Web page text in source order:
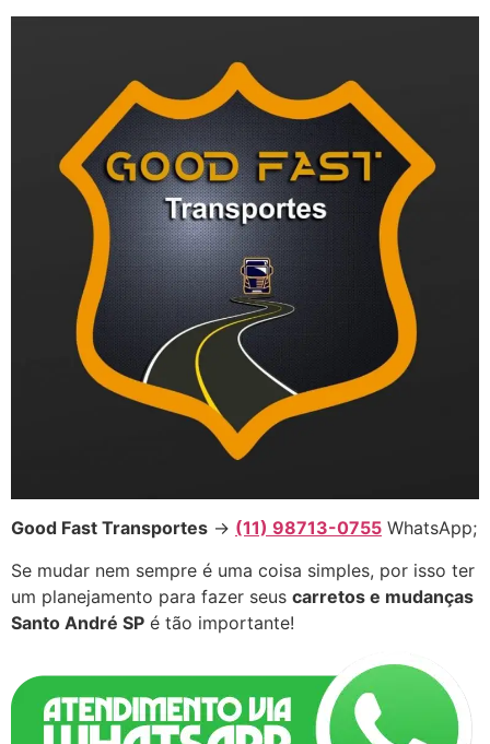
Good Fast Transportes → (11) 98713-0755 WhatsApp;
Se mudar nem sempre é uma coisa simples, por isso ter
um planejamento para fazer seus carretos e mudanças
Santo André SP é tão importante!